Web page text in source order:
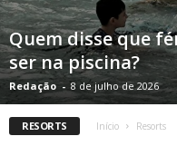
Quem disse que
ser na piscina?
Redação - 8 de julho de 2026
RESORTS Início Resorts